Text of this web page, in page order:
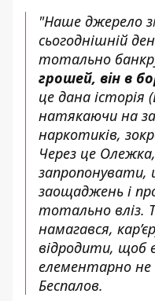
"Наше джерело
сьогоднішній
тотально
грошей, він в
це дана історія
натякаючи на
наркотиків,
Через це
запропонувати,
заощаджень і
тотально вліз.
намагався,
відродити, щоб
елементарно не
Беспалов.